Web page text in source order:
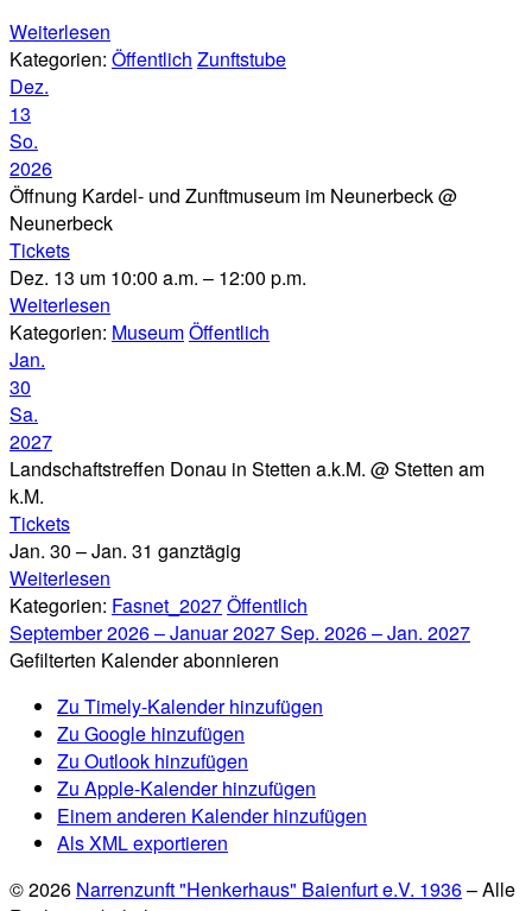
Weiterlesen
Kategorien: Öffentlich Zunftstube
Dez.
13
So.
2026
Öffnung Kardel- und Zunftmuseum im Neunerbeck@
Neunerbeck
Tickets
Dez. 13 um 10:00 a.m. – 12:00 p.m.
Weiterlesen
Kategorien: MuseumÖffentlich
Jan.
30
Sa.
2027
Landschaftstreffen Donau in Stetten a.k.M. @ Stetten am
k.M.
Tickets
Jan. 30 – Jan. 31 ganztägig
Weiterlesen
Kategorien: Fasnet_2027Öffentlich
September 2026 – Januar 2027Sep. 2026 – Jan. 2027
Gefilterten Kalender abonnieren
Zu Timely-Kalender hinzufügen
Zu Google hinzufügen
Zu Outlook hinzufügen
Zu Apple-Kalender hinzufügen
Einem anderen Kalender hinzufügen
Als XML exportieren
© 2026 Narrenzunft "Henkerhaus" Baienfurt e.V. 1936– Alle